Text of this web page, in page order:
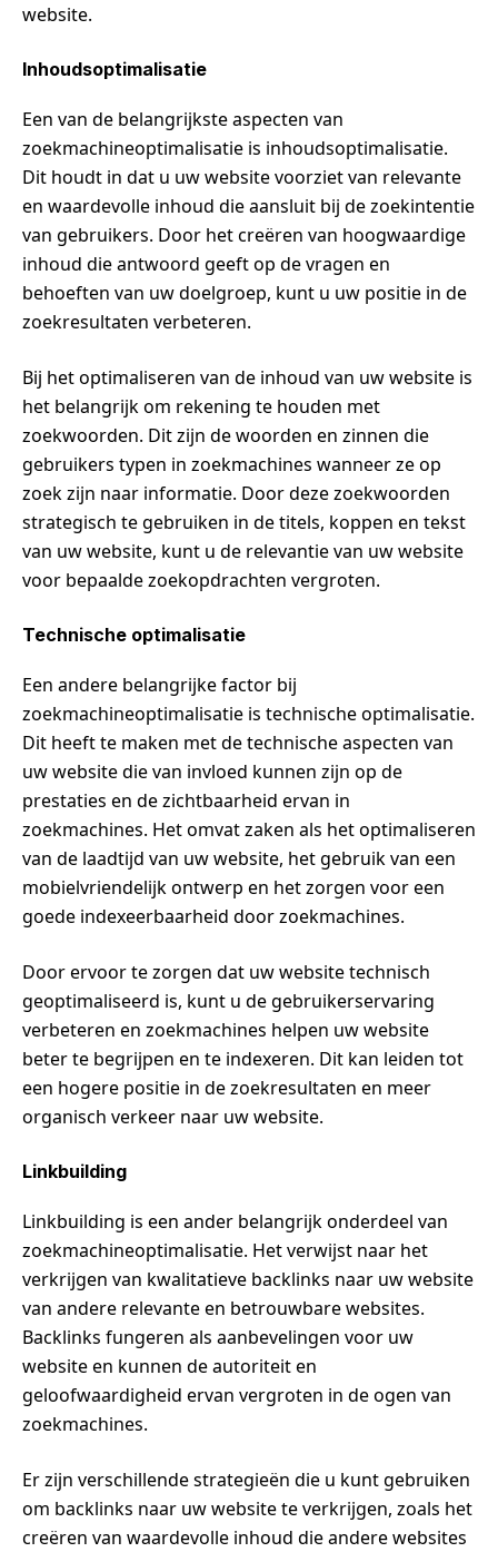
website.
Inhoudsoptimalisatie
Een van de belangrijkste aspecten van
zoekmachineoptimalisatie is inhoudsoptimalisatie.
Dit houdt in dat u uw website voorziet van relevante
en waardevolle inhoud die aansluit bij de zoekintentie
van gebruikers. Door het creëren van hoogwaardige
inhoud die antwoord geeft op de vragen en
behoeften van uw doelgroep, kunt u uw positie in de
zoekresultaten verbeteren.
Bij het optimaliseren van de inhoud van uw website is
het belangrijk om rekening te houden met
zoekwoorden. Dit zijn de woorden en zinnen die
gebruikers typen in zoekmachines wanneer ze op
zoek zijn naar informatie. Door deze zoekwoorden
strategisch te gebruiken in de titels, koppen en tekst
van uw website, kunt u de relevantie van uw website
voor bepaalde zoekopdrachten vergroten.
Technische optimalisatie
Een andere belangrijke factor bij
zoekmachineoptimalisatie is technische optimalisatie.
Dit heeft te maken met de technische aspecten van
uw website die van invloed kunnen zijn op de
prestaties en de zichtbaarheid ervan in
zoekmachines. Het omvat zaken als het optimaliseren
van de laadtijd van uw website, het gebruik van een
mobielvriendelijk ontwerp en het zorgen voor een
goede indexeerbaarheid door zoekmachines.
Door ervoor te zorgen dat uw website technisch
geoptimaliseerd is, kunt u de gebruikerservaring
verbeteren en zoekmachines helpen uw website
beter te begrijpen en te indexeren. Dit kan leiden tot
een hogere positie in de zoekresultaten en meer
organisch verkeer naar uw website.
Linkbuilding
Linkbuilding is een ander belangrijk onderdeel van
zoekmachineoptimalisatie. Het verwijst naar het
verkrijgen van kwalitatieve backlinks naar uw website
van andere relevante en betrouwbare websites.
Backlinks fungeren als aanbevelingen voor uw
website en kunnen de autoriteit en
geloofwaardigheid ervan vergroten in de ogen van
zoekmachines.
Er zijn verschillende strategieën die u kunt gebruiken
om backlinks naar uw website te verkrijgen, zoals het
creëren van waardevolle inhoud die andere websites